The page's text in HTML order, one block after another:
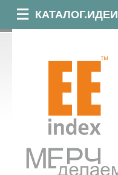
КАТАЛОГ.ИДЕИ